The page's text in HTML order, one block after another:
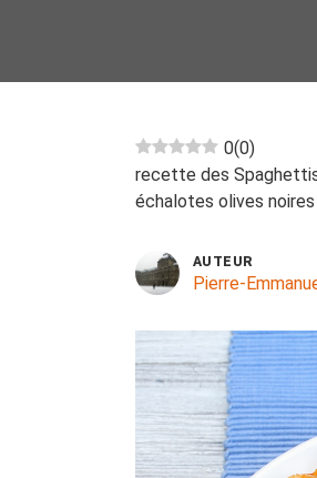
0(0)
recette des
échalotes olives
AUTEUR
Pierre-